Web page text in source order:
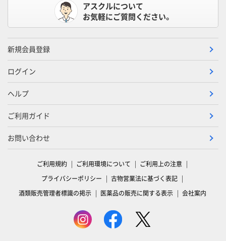
アスクルについて
お気軽にご質問ください。
新規会員登録
ログイン
ヘルプ
ご利用ガイド
お問い合わせ
ご利用規約 ご利用環境について
ご利用上の注意
プライバシーポリシー
古物営業法に基づく表記
酒類販売管理者標識の掲示
医薬品の販売に関する表示 会社案内